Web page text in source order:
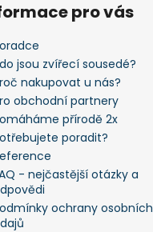
pro vás
jsou zvířecí sousedé?
nakupovat u nás?
obchodní partnery
přírodě 2x
poradit?
- nejčastější otázky a
ochrany osobních